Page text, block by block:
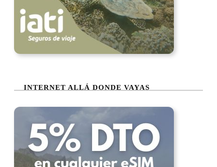
INTERNET ALLÁ DONDE VAYAS